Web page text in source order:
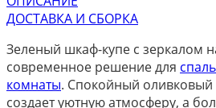
ДОСТАВКА И СБОРКА
Зеленый шкаф-купе с зеркалом
современное решение для
комнаты. Спокойный оливковый
создает уютную атмосферу, а